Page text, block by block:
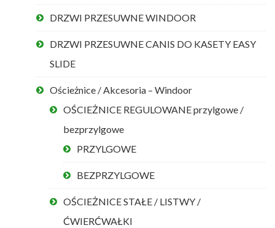
DRZWI PRZESUWNE WINDOOR
DRZWI PRZESUWNE CANIS DO KASETY EASY
SLIDE
Ościeżnice / Akcesoria – Windoor
OŚCIEŻNICE REGULOWANE przylgowe /
bezprzylgowe
PRZYLGOWE
BEZPRZYLGOWE
OŚCIEŻNICE STAŁE / LISTWY /
ĆWIERĆWAŁKI